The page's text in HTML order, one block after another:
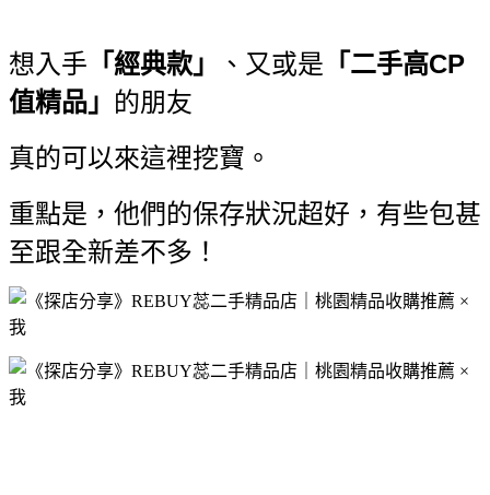
想入手 「經典款」 、又或是 「二手高CP
值精品」 的朋友
真的可以來這裡挖寶。
重點是，他們的保存狀況超好，有些包甚
至跟全新差不多！